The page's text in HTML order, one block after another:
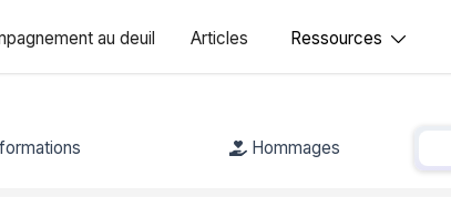
au deuil Articles Ressources
Hommages